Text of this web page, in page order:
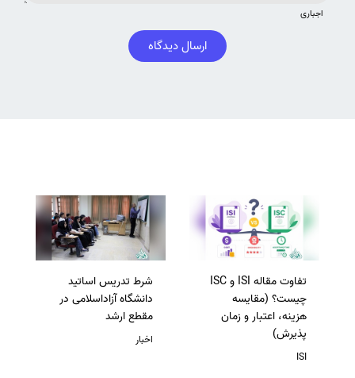
اجباری
ارسال دیدگاه
تفاوت مقاله ISI و ISC
چیست؟ (مقایسه
هزینه، اعتبار و زمان
پذیرش)
ISI
شرط تدریس اساتید
دانشگاه آزاداسلامی در
مقطع ارشد
اخبار